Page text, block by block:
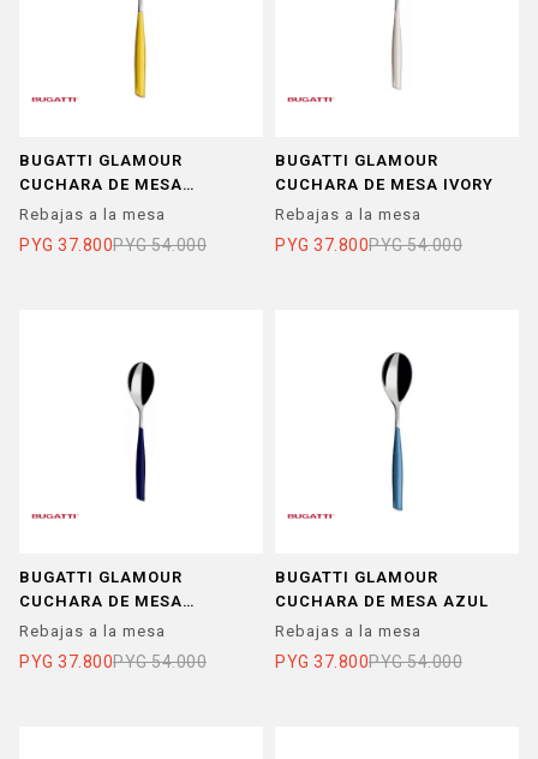
BUGATTI GLAMOUR
CUCHARA DE MESA
AMARILLO
Rebajas a la mesa
PYG 37.800PYG 54.000
BUGATTI GLAMOUR
CUCHARA DE MESA IVORY
Rebajas a la mesa
PYG 37.800PYG 54.000
BUGATTI GLAMOUR
CUCHARA DE MESA
ARANDANO
Rebajas a la mesa
PYG 37.800PYG 54.000
BUGATTI GLAMOUR
CUCHARA DE MESA AZUL
Rebajas a la mesa
PYG 37.800PYG 54.000